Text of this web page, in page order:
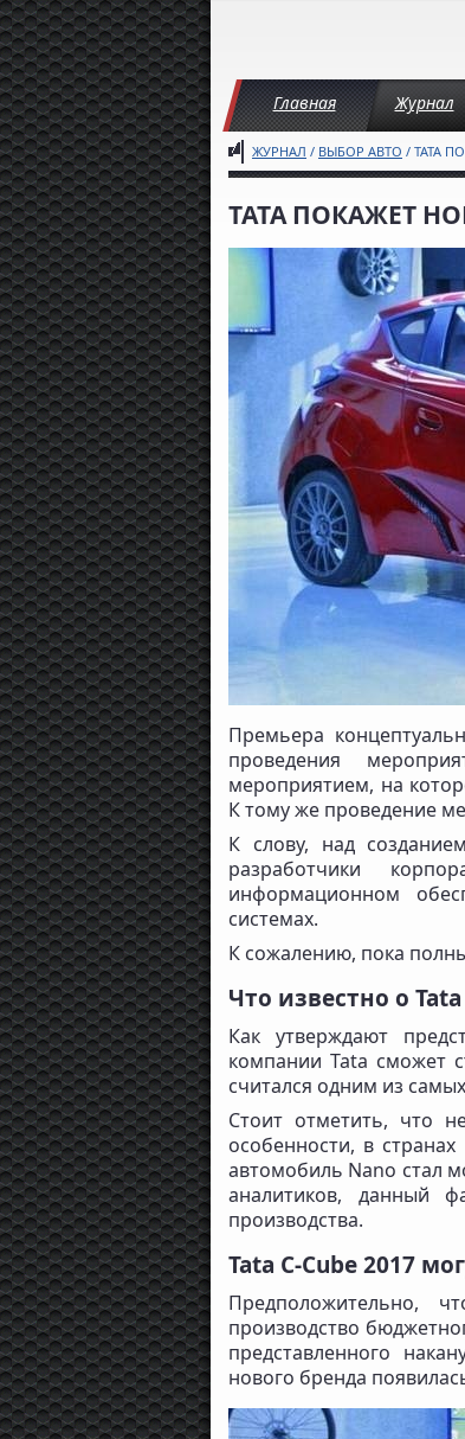
Главная Журнал
ЖУРНАЛ / ВЫБОР АВТО / TATA
TATA ПОКАЖЕТ
Премьера
проведения
мероприятием, на
К тому же проведение
К слову, над
разработчики
информационном
системах.
К сожалению, пока
Что известно о Tata
Как утверждают
компании Tata сможет
считался одним из
Стоит отметить, что
особенности, в
автомобиль Nano стал
аналитиков, данный
производства.
Tata C-Cube 2017
Предположительно,
производство
представленного
нового бренда